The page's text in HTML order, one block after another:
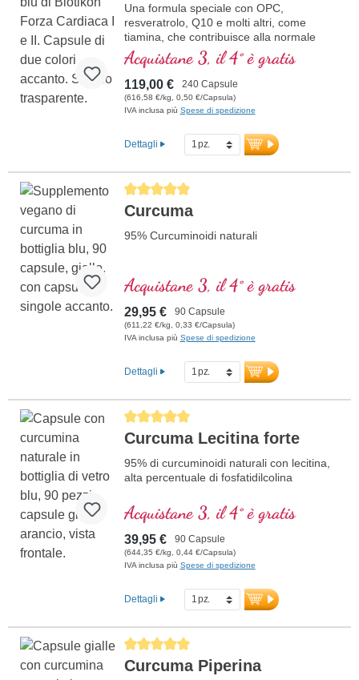
Una formula speciale con OPC,
resveratrolo, Q10 e molti altri, come
tiamina, che contribuisce alla normale
funzione cardiaca. (Formula 1 e Formula
2)
Acquistane 3, il 4° è gratis
119,00 € 240 Capsule
(616,58 €/kg, 0,50 €/Capsula)
IVA inclusa più Spese di spedizione
Dettagli
Average rating of 5 out of 5 stars
Curcuma
95% Curcuminoidi naturali
Acquistane 3, il 4° è gratis
29,95 € 90 Capsule
(611,22 €/kg, 0,33 €/Capsula)
IVA inclusa più Spese di spedizione
Dettagli
Average rating of 5 out of 5 stars
Curcuma Lecitina forte
95% di curcuminoidi naturali con lecitina,
alta percentuale di fosfatidilcolina
Acquistane 3, il 4° è gratis
39,95 € 90 Capsule
(644,35 €/kg, 0,44 €/Capsula)
IVA inclusa più Spese di spedizione
Dettagli
Average rating of 5 out of 5 stars
Curcuma Piperina